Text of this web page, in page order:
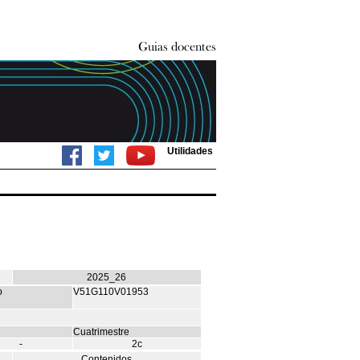
Utilidades
2025_26
V51G110V01953
Cuatrimestre
-
2c